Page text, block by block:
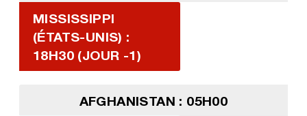
MISSISSIPPI
(ÉTATS-UNIS) :
18H30 (JOUR -1)
AFGHANISTAN : 05H00